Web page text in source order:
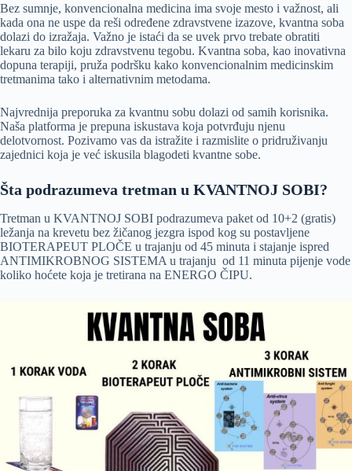
Bez sumnje, konvencionalna medicina ima svoje mesto i važnost, ali
kada ona ne uspe da reši određene zdravstvene izazove, kvantna soba
dolazi do izražaja. Važno je istaći da se uvek prvo trebate obratiti
lekaru za bilo koju zdravstvenu tegobu. Kvantna soba, kao inovativna
dopuna terapiji, pruža podršku kako konvencionalnim medicinskim
tretmanima tako i alternativnim metodama.
Najvrednija preporuka za kvantnu sobu dolazi od samih korisnika.
Naša platforma je prepuna iskustava koja potvrđuju njenu
delotvornost. Pozivamo vas da istražite i razmislite o pridruživanju
zajednici koja je već iskusila blagodeti kvantne sobe.
Šta podrazumeva tretman u KVANTNOJ SOBI?
Tretman u KVANTNOJ SOBI podrazumeva paket od 10+2 (gratis)
ležanja na krevetu bez žičanog jezgra ispod kog su postavljene
BIOTERAPEUT PLOČE u trajanju od 45 minuta i stajanje ispred
ANTIMIKROBNOG SISTEMA u trajanju od 11 minuta pijenje vode
koliko hoćete koja je tretirana na ENERGO ČIPU.